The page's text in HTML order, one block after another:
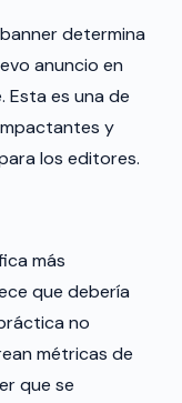
determina
anuncio en
Esta es una de
y
los editores.
más
que debería
no
métricas de
que se